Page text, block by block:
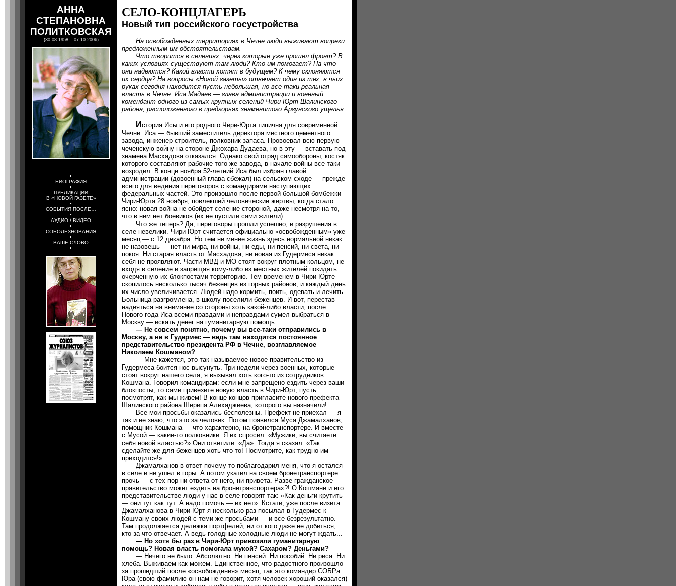
АННА
СТЕПАНОВНА
ПОЛИТКОВСКАЯ
(30.08.1958 – 07.10.2006)
•
БИОГРАФИЯ
•
ПУБЛИКАЦИИ
В «НОВОЙ ГАЗЕТЕ»
•
СОБЫТИЯ ПОСЛЕ…
•
АУДИО / ВИДЕО
•
СОБОЛЕЗНОВАНИЯ
•
ВАШЕ СЛОВО
•
СЕЛО-КОНЦЛАГЕРЬ
Новый тип российского госустройства
На освобожденных территориях в Чечне люди выживают вопреки
предложенным им обстоятельствам.
Что творится в селениях, через которые уже прошел фронт? В
каких условиях существуют там люди? Кто им помогает? На что
они надеются? Какой власти хотят в будущем? К чему склоняются
их сердца? На вопросы «Новой газеты» отвечает один из тех, в чьих
руках сегодня находится пусть небольшая, но все-таки реальная
власть в Чечне. Иса Мадаев — глава администрации и военный
комендант одного из самых крупных селений Чири-Юрт Шалинского
района, расположенного в предгорьях знаменитого Аргунского ущелья
И стория Исы и его родного Чири-Юрта типична для современной
Чечни. Иса — бывший заместитель директора местного цементного
завода, инженер-строитель, полковник запаса. Провоевал всю первую
чеченскую войну на стороне Джохара Дудаева, но в эту — вставать под
знамена Масхадова отказался. Однако свой отряд самообороны, костяк
которого составляют рабочие того же завода, в начале войны все-таки
возродил. В конце ноября 52-летний Иса был избран главой
администрации (довоенный глава сбежал) на сельском сходе — прежде
всего для ведения переговоров с командирами наступающих
федеральных частей. Это произошло после первой большой бомбежки
Чири-Юрта 28 ноября, повлекшей человеческие жертвы, когда стало
ясно: новая война не обойдет селение стороной, даже несмотря на то,
что в нем нет боевиков (их не пустили сами жители).
Что же теперь? Да, переговоры прошли успешно, и разрушения в
селе невелики. Чири-Юрт считается официально «освобожденным» уже
месяц — с 12 декабря. Но тем не менее жизнь здесь нормальной никак
не назовешь — нет ни мира, ни войны, ни еды, ни пенсий, ни света, ни
покоя. Ни старая власть от Масхадова, ни новая из Гудермеса никак
себя не проявляют. Части МВД и МО стоят вокруг плотным кольцом, не
входя в селение и запрещая кому-либо из местных жителей покидать
очерченную их блокпостами территорию. Тем временем в Чири-Юрте
скопилось несколько тысяч беженцев из горных районов, и каждый день
их число увеличивается. Людей надо кормить, поить, одевать и лечить.
Больница разгромлена, в школу поселили беженцев. И вот, перестав
надеяться на внимание со стороны хоть какой-либо власти, после
Нового года Иса всеми правдами и неправдами сумел выбраться в
Москву — искать денег на гуманитарную помощь.
— Не совсем понятно, почему вы все-таки отправились в
Москву, а не в Гудермес — ведь там находится постоянное
представительство президента РФ в Чечне, возглавляемое
Николаем Кошманом?
— Мне кажется, это так называемое новое правительство из
Гудермеса боится нос высунуть. Три недели через военных, которые
стоят вокруг нашего села, я вызывал хоть кого-то из сотрудников
Кошмана. Говорил командирам: если мне запрещено ездить через ваши
блокпосты, то сами привезите новую власть в Чири-Юрт, пусть
посмотрят, как мы живем! В конце концов пригласите нового префекта
Шалинского района Шерипа Алихаджиева, которого вы назначили!
Все мои просьбы оказались бесполезны. Префект не приехал — я
так и не знаю, что это за человек. Потом появился Муса Джамалханов,
помощник Кошмана — что характерно, на бронетранспортере. И вместе
с Мусой — какие-то полковники. Я их спросил: «Мужики, вы считаете
себя новой властью?» Они ответили: «Да». Тогда я сказал: «Так
сделайте же для беженцев хоть что-то! Посмотрите, как трудно им
приходится!»
Джамалханов в ответ почему-то поблагодарил меня, что я остался
в селе и не ушел в горы. А потом укатил на своем бронетранспортере
прочь — с тех пор ни ответа от него, ни привета. Разве гражданское
правительство может ездить на бронетранспортерах?! О Кошмане и его
представительстве люди у нас в селе говорят так: «Как деньги крутить
— они тут как тут. А надо помочь — их нет». Кстати, уже после визита
Джамалханова в Чири-Юрт я несколько раз посылал в Гудермес к
Кошману своих людей с теми же просьбами — и все безрезультатно.
Там продолжается дележка портфелей, ни от кого даже не добиться,
кто за что отвечает. А ведь голодные-холодные люди не могут ждать...
— Но хотя бы раз в Чири-Юрт привозили гуманитарную
помощь? Новая власть помогала мукой? Сахаром? Деньгами?
— Ничего не было. Абсолютно. Ни пенсий. Ни пособий. Ни риса. Ни
хлеба. Выживаем как можем. Единственное, что радостного произошло
за прошедший после «освобождения» месяц, так это командир СОБРа
Юра (свою фамилию он нам не говорит, хотя человек хороший оказался)